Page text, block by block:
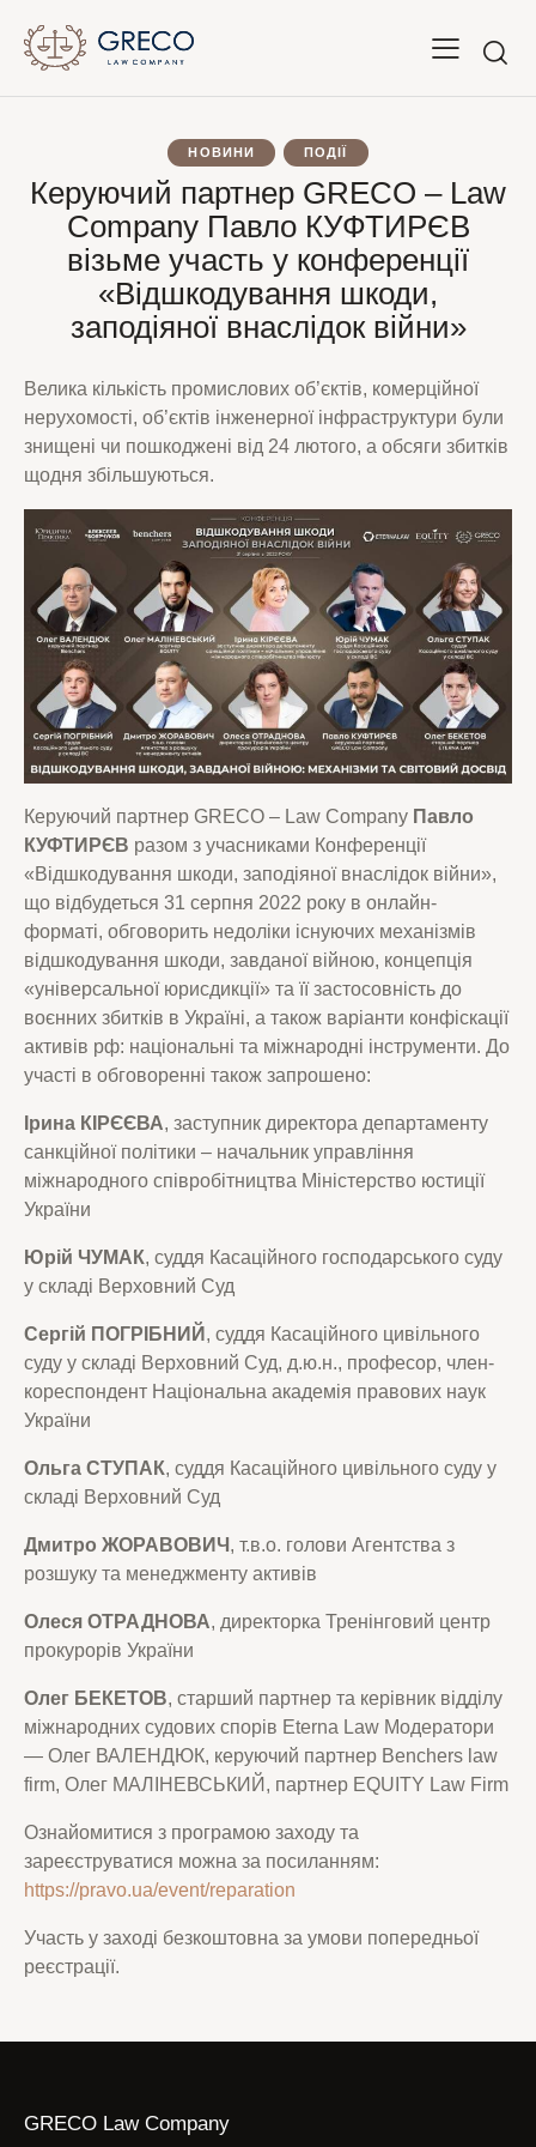
НОВИНИ ПОДІЇ
Керуючий партнер GRECO – Law
Company Павло КУФТИРЄВ
візьме участь у конференції
«Відшкодування шкоди,
заподіяної внаслідок війни»
Велика кількість промислових об’єктів, комерційної
нерухомості, об’єктів інженерної інфраструктури були
знищені чи пошкоджені від 24 лютого, а обсяги збитків
щодня збільшуються.
Керуючий партнер GRECO – Law Company Павло
КУФТИРЄВ разом з учасниками Конференції
«Відшкодування шкоди, заподіяної внаслідок війни»,
що відбудеться 31 серпня 2022 року в онлайн-
форматі, обговорить недоліки існуючих механізмів
відшкодування шкоди, завданої війною, концепція
«універсальної юрисдикції» та її застосовність до
воєнних збитків в Україні, а також варіанти конфіскації
активів рф: національні та міжнародні інструменти. До
участі в обговоренні також запрошено:
Ірина КІРЄЄВА, заступник директора департаменту
санкційної політики – начальник управління
міжнародного співробітництва Міністерство юстиції
України
Юрій ЧУМАК, суддя Касаційного господарського суду
у складі Верховний Суд
Сергій ПОГРІБНИЙ , суддя Касаційного цивільного
суду у складі Верховний Суд, д.ю.н., професор, член-
кореспондент Національна академія правових наук
України
Ольга СТУПАК, суддя Касаційного цивільного суду у
складі Верховний Суд
Дмитро ЖОРАВОВИЧ , т.в.о. голови Агентства з
розшуку та менеджменту активів
Олеся ОТРАДНОВА, директорка Тренінговий центр
прокурорів України
Олег БЕКЕТОВ, старший партнер та керівник відділу
міжнародних судових спорів Eterna Law Модератори
— Олег ВАЛЕНДЮК, керуючий партнер Benchers law
firm, Олег МАЛІНЕВСЬКИЙ, партнер EQUITY Law Firm
Ознайомитися з програмою заходу та
зареєструватися можна за посиланням:
https://pravo.ua/event/reparation
Участь у заході безкоштовна за умови попередньої
реєстрації.
GRECO Law Company